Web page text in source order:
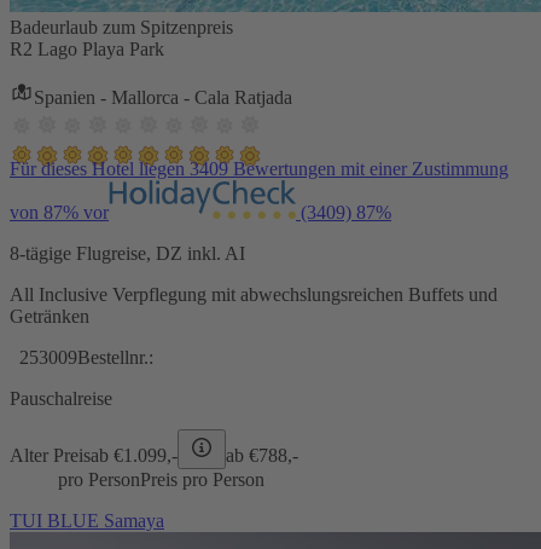
Badeurlaub zum Spitzenpreis
R2 Lago Playa Park
Spanien - Mallorca - Cala Ratjada
Für dieses Hotel liegen 3409 Bewertungen mit einer Zustimmung
von 87% vor (3409) 87%
8-tägige Flugreise, DZ inkl. AI
All Inclusive Verpflegung mit abwechslungsreichen Buffets und
Getränken
253009Bestellnr.:
Pauschalreise
Alter Preisab €1.099,- ab €788,-
pro PersonPreis pro Person
TUI BLUE Samaya